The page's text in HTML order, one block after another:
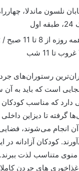
نلسون ماندلا،
رستوران‌های
است که باید به آن
دارد که مناسب
گرفته تا دیزاین داخلی
انجام می‌شوند،
کودکان آزادانه در
منوی متناسب لذت
های جردن